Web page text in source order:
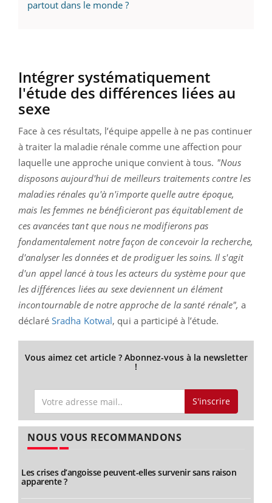
partout dans le monde ?
Intégrer systématiquement
l'étude des différences liées au
sexe
Face à ces résultats, l’équipe appelle à ne pas continuer
à traiter la maladie rénale comme une affection pour
laquelle une approche unique convient à tous. "Nous
disposons aujourd'hui de meilleurs traitements contre les
maladies rénales qu'à n'importe quelle autre époque,
mais les femmes ne bénéficieront pas équitablement de
ces avancées tant que nous ne modifierons pas
fondamentalement notre façon de concevoir la recherche,
d'analyser les données et de prodiguer les soins. Il s'agit
d'un appel lancé à tous les acteurs du système pour que
les différences liées au sexe deviennent un élément
incontournable de notre approche de la santé rénale", a
déclaré Sradha Kotwal, qui a participé à l’étude.
Vous aimez cet article ? Abonnez-vous à la newsletter
!
S'inscrire
NOUS VOUS RECOMMANDONS
Les crises d’angoisse peuvent-elles survenir sans raison
apparente ?